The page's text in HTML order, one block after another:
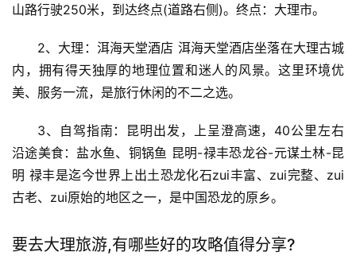
山路行驶250米，到达终点(道路右侧)。终点：大理市。
2、大理：洱海天堂酒店 洱海天堂酒店坐落在大理古城
内，拥有得天独厚的地理位置和迷人的风景。这里环境优
美、服务一流，是旅行休闲的不二之选。
3、自驾指南：昆明出发，上呈澄高速，40公里左右
沿途美食：盐水鱼、铜锅鱼 昆明-禄丰恐龙谷-元谋土林-昆
明 禄丰是迄今世界上出土恐龙化石zui丰富、zui完整、zui
古老、zui原始的地区之一，是中国恐龙的原乡。
要去大理旅游,有哪些好的攻略值得分享?